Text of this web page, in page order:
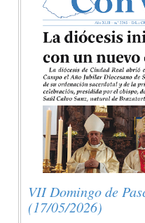
VII Domingo de
(17/05/2026)